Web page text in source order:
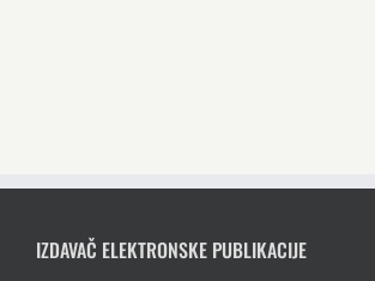
IZDAVAČ ELEKTRONSKE PUBLIKACIJE